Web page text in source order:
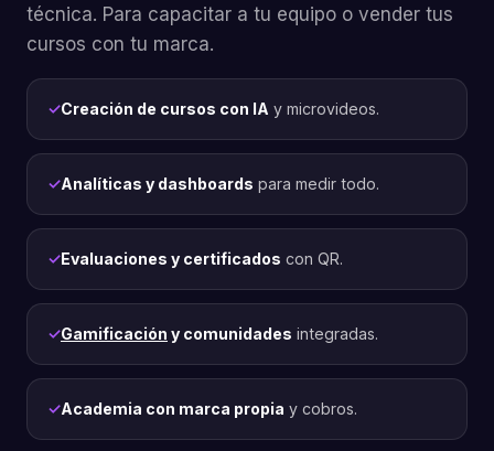
técnica. Para capacitar a tu equipo o vender tus
cursos con tu marca.
Creación de cursos con IA y microvideos.
Analíticas y dashboards para medir todo.
Evaluaciones y certificados con QR.
Gamificación y comunidades integradas.
Academia con marca propia y cobros.